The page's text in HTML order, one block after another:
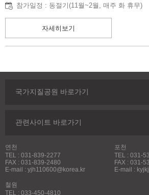
참가일정 : 동절기(11월~2월, 매주 화 휴무)
자세히보기
연천
TEL : 031-839-2277
FAX : 031-839-2480
E-mail : yjh110600@korea.kr
포천
TEL : 031-
FAX : 031-
E-mail :
철원
TEL : 033-450-4810
국가지질공원 바로가기
관련사이트 바로가기